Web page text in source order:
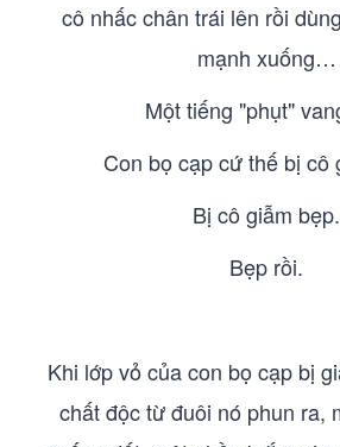
cô nhấc chân trái lên rồi
mạnh xuống…
Một tiếng "phụt"
Con bọ cạp cứ thế bị cô
Bị cô giẫm bẹp.
Bẹp rồi.
Khi lớp vỏ của con bọ cạp bị
chất độc từ đuôi nó phun ra,